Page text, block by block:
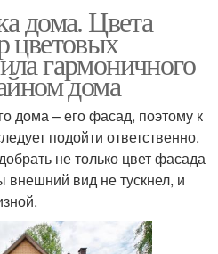
дома. Цвета
цветовых
гармоничного
дома
дома – его фасад, поэтому к
подойти ответственно.
не только цвет фасада
внешний вид не тускнел, и